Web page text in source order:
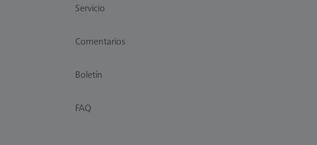
Servicio
Comentarios
Boletín
FAQ